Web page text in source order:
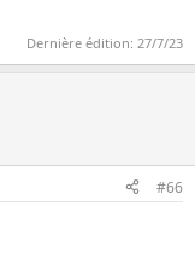
Dernière édition: 27/7/23
#66